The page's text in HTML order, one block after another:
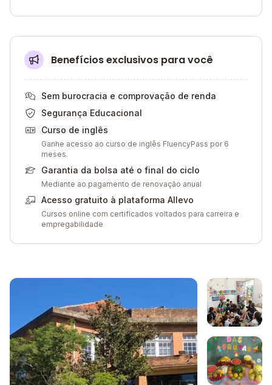
Benefícios exclusivos para você
Sem burocracia e comprovação de renda
Segurança Educacional
Curso de inglês
Ganhe acesso ao curso de inglês FluencyPass por 6
meses.
Garantia da bolsa até o final do ciclo
Mediante ao pagamento de renovação anual
Acesso gratuito à plataforma Allevo
Cursos online com certificados voltados para carreira e
empregabilidade
Galeria de imagem
Imagem 1